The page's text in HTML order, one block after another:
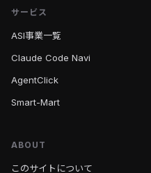
サービス
ASI事業一覧
Claude Code Navi
AgentClick
Smart-Mart
ABOUT
このサイトについて